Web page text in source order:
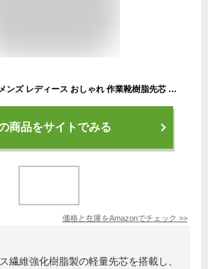
[SOARHOPE] 安全靴 メンズ レディース おしゃれ 作業靴樹脂先芯 あんぜん靴 工事現場 耐摩耗 耐滑 ワークシューズ つま先保護 通気性 釘踏み抜き防止 オールブラック 27.5 cm
商品をサイトでみる
価格と在庫をAmazonでチェック >>
繊維強化樹脂製の軽量先芯を搭載し、